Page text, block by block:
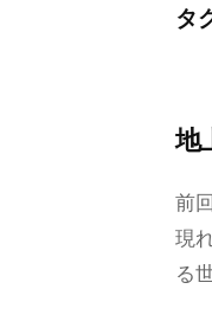
タ
地
前
現
る